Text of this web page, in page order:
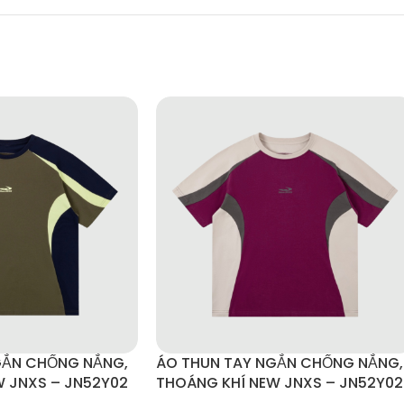
CHỐNG NẮNG,
JNXS – JN52Y02
ÁO THUN TAY NGẮN CHỐNG NẮNG,
THOÁNG KHÍ NEW JNXS – JN52Y02